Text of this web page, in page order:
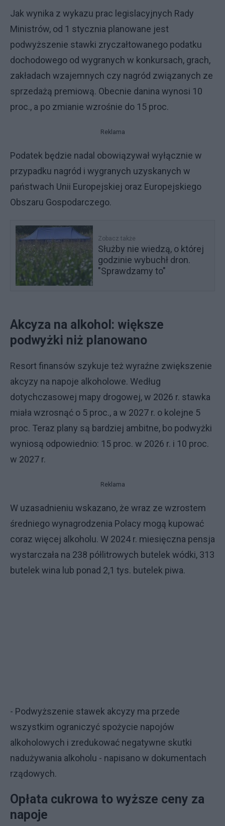
Jak wynika z wykazu prac legislacyjnych Rady
Ministrów, od 1 stycznia planowane jest
podwyższenie stawki zryczałtowanego podatku
dochodowego od wygranych w konkursach, grach,
zakładach wzajemnych czy nagród związanych ze
sprzedażą premiową. Obecnie danina wynosi 10
proc., a po zmianie wzrośnie do 15 proc.
Reklama
Podatek będzie nadal obowiązywał wyłącznie w
przypadku nagród i wygranych uzyskanych w
państwach Unii Europejskiej oraz Europejskiego
Obszaru Gospodarczego.
Zobacz także
Służby nie wiedzą, o której
godzinie wybuchł dron.
"Sprawdzamy to"
Akcyza na alkohol: większe
podwyżki niż planowano
Resort finansów szykuje też wyraźne zwiększenie
akcyzy na napoje alkoholowe. Według
dotychczasowej mapy drogowej, w 2026 r. stawka
miała wzrosnąć o 5 proc., a w 2027 r. o kolejne 5
proc. Teraz plany są bardziej ambitne, bo podwyżki
wyniosą odpowiednio: 15 proc. w 2026 r. i 10 proc.
w 2027 r.
Reklama
W uzasadnieniu wskazano, że wraz ze wzrostem
średniego wynagrodzenia Polacy mogą kupować
coraz więcej alkoholu. W 2024 r. miesięczna pensja
wystarczała na 238 półlitrowych butelek wódki, 313
butelek wina lub ponad 2,1 tys. butelek piwa.
- Podwyższenie stawek akcyzy ma przede
wszystkim ograniczyć spożycie napojów
alkoholowych i zredukować negatywne skutki
nadużywania alkoholu - napisano w dokumentach
rządowych.
Opłata cukrowa to wyższe ceny za
napoje